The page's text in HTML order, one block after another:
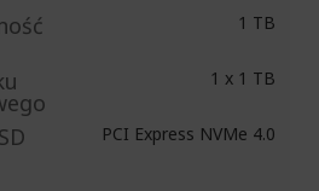
1 TB
1 x 1 TB
PCI Express NVMe 4.0